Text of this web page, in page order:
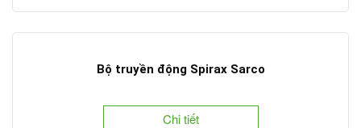
Bộ truyền động Spirax Sarco
Chi tiết